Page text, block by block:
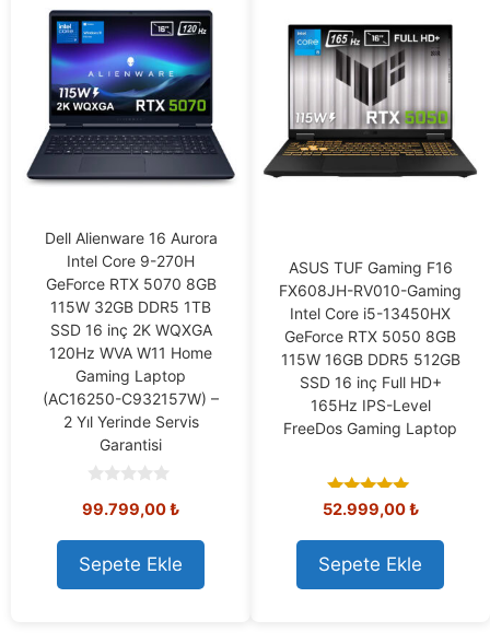
Dell Alienware 16 Aurora
Intel Core 9-270H
GeForce RTX 5070 8GB
115W 32GB DDR5 1TB
SSD 16 inç 2K WQXGA
120Hz WVA W11 Home
Gaming Laptop
(AC16250-C932157W) –
2 Yıl Yerinde Servis
Garantisi
o
t
o
f
5
99.799,00₺
Sepete Ekle
ASUS TUF Gaming F16
FX608JH-RV010-Gaming
Intel Core i5-13450HX
GeForce RTX 5050 8GB
115W 16GB DDR5 512GB
SSD 16 inç Full HD+
165Hz IPS-Level
FreeDos Gaming Laptop
5.00
out of 5
52.999,00₺
Sepete Ekle